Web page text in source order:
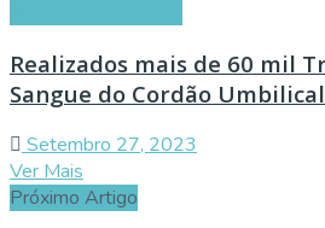
Realizados mais de 60 mil
Sangue do Cordão Umbilical
Setembro 27, 2023
Ver Mais
Próximo Artigo